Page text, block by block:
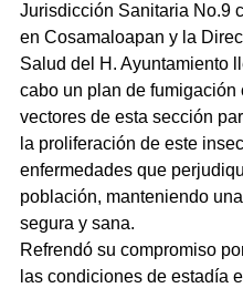
Jurisdicción Sanitaria No.9
en Cosamaloapan y la
Salud del H. Ayuntamiento
cabo un plan de fumigación
vectores de esta sección
la proliferación de este
enfermedades que
población, manteniendo
segura y sana.
Refrendó su compromiso
las condiciones de estadía